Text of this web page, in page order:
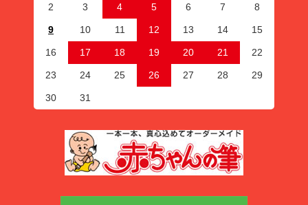
2 3 4 5 6 7 8
9 10 11 12 13 14 15
16 17 18 19 20 21 22
23 24 25 26 27 28 29
30 31